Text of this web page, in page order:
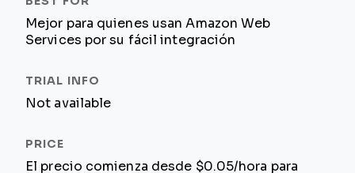
Mejor para quienes usan Amazon Web
Services por su fácil integración
Not available
El precio comienza desde $0.05/hora para